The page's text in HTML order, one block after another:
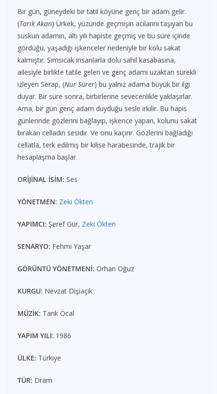
Bir gün, güneydeki bir tatil köyüne genç bir adam gelir.
(Tarık Akan) Ürkek, yüzünde geçmişin acılarını taşıyan bu
suskun adamın, altı yılı hapiste geçmiş ve bu süre içinde
gördüğü, yaşadığı işkenceler nedeniyle bir kolu sakat
kalmıştır. Sımsıcak insanlarla dolu sahil kasabasına,
ailesiyle birlikte tatile gelen ve genç adamı uzaktan sürekli
izleyen Serap, (Nur Sürer) bu yalnız adama büyük bir ilgi
duyar. Bir süre sonra, birbirlerine sevecenlikle yaklaşırlar.
Ama, bir gün genç adam duyduğu sesle irkilir. Bu hapis
günlerinde gözlerini bağlayıp, işkence yapan, kolunu sakat
bırakan celladın sesidir. Ve onu kaçırır. Gözlerini bağladığı
cellatla, terk edilmiş bir kilise harabesinde, trajik bir
hesaplaşma başlar.
ORİJİNAL İSİM: Ses
YÖNETMEN: Zeki Ökten
YAPIMCI: Şeref Gür, Zeki Ökten
SENARYO: Fehmi Yaşar
GÖRÜNTÜ YÖNETMENİ: Orhan Oğuz
KURGU: Nevzat Dişiaçık
MÜZİK: Tarık Öcal
YAPIM YILI: 1986
ÜLKE: Türkiye
TÜR: Dram